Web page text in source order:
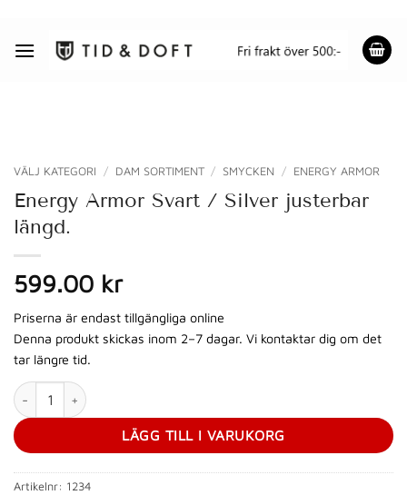
content
VÄLJ KATEGORI / DAM SORTIMENT / SMYCKEN / ENERGY ARMOR
Energy Armor Svart / Silver justerbar
längd.
599.00 kr
Priserna är endast tillgängliga online
Denna produkt skickas inom 2–7 dagar. Vi kontaktar dig om det
tar längre tid.
Energy Armor Svart / Silver justerbar längd. mängd
LÄGG TILL I VARUKORG
Artikelnr: 1234